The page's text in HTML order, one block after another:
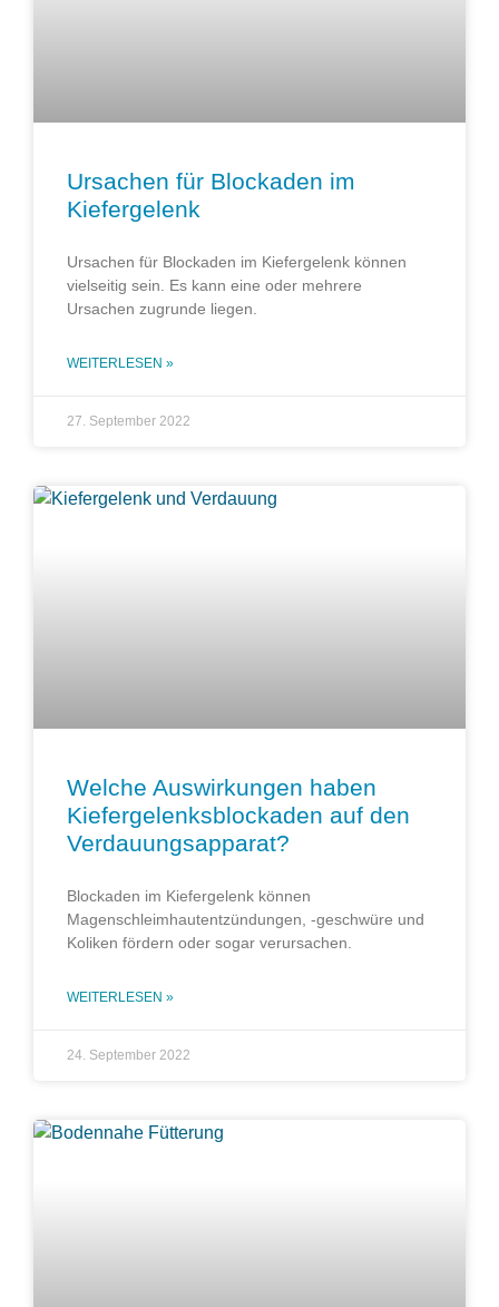
Ursachen für Blockaden im
Kiefergelenk
Ursachen für Blockaden im Kiefergelenk können
vielseitig sein. Es kann eine oder mehrere
Ursachen zugrunde liegen.
WEITERLESEN »
27. September 2022
Welche Auswirkungen haben
Kiefergelenksblockaden auf den
Verdauungsapparat?
Blockaden im Kiefergelenk können
Magenschleimhautentzündungen, -geschwüre und
Koliken fördern oder sogar verursachen.
WEITERLESEN »
24. September 2022